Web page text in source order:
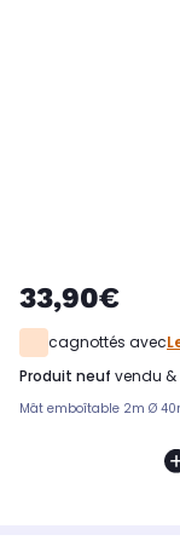
33,90€
cagnottés avec
produit neuf vendu &
Mât emboîtable 2m Ø